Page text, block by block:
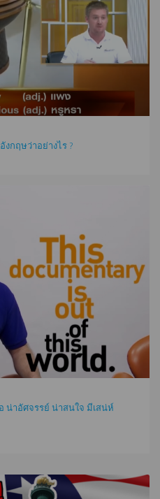
กฤษว่าอย่างไร ?
น่าอัศจรรย์ น่าสนใจ มีเสน่ห์